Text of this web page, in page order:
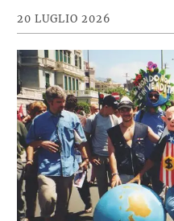
20 LUGLIO 2026